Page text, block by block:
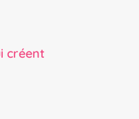
créent